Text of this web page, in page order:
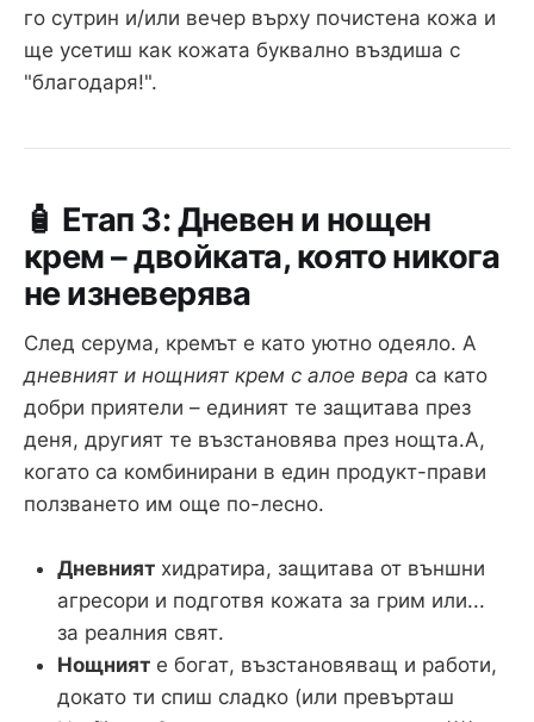
го сутрин и/или вечер върху почистена кожа и
ще усетиш как кожата буквално въздиша с
"благодаря!".
🧴 Етап 3: Дневен и нощен
крем – двойката, която никога
не изневерява
След серума, кремът е като уютно одеяло. А
дневният и нощният крем с алое вера са като
добри приятели – единият те защитава през
деня, другият те възстановява през нощта.А,
когато са комбинирани в един продукт-прави
ползването им още по-лесно.
Дневният хидратира, защитава от външни
агресори и подготвя кожата за грим или...
за реалния свят.
Нощният е богат, възстановяващ и работи,
докато ти спиш сладко (или превърташ